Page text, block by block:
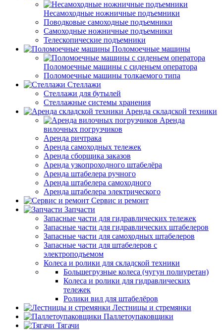
Несамоходные ножничные подъемники
Поводковые самоходные подъемники
Самоходные ножничные подъемники
Телескопические подъемники
Поломоечные машины
Поломоечные машины с сиденьем оператора
Поломоечные машины толкаемого типа
Стеллажи
Стеллажи для бутылей
Стеллажные системы хранения
Аренда складской техники
Аренда
вилочных погрузчиков
Аренда ричтрака
Аренда самоходных тележек
Аренда сборщика заказов
Аренда узкопроходного штабелёра
Аренда штабелера ручного
Аренда штабелера самоходного
Аренда штабелера электрического
Сервис и ремонт
Запчасти
Запасные части для гидравлических тележек
Запасные части для гидравлических штабелеров
Запасные части для самоходных штабелеров
Запасные части для штабелеров с
электроподъемом
Колеса и ролики для складской техники
Большегрузные колеса (чугун полиуретан)
Колеса и ролики для гидравлических
тележек
Ролики вил для штабелёров
Лестницы и стремянки
Паллетоупаковщики
Тягачи